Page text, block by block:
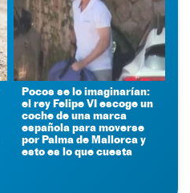
Pocos se lo imaginarían:
el rey Felipe VI escoge un
coche de una marca
española para moverse
por Palma de Mallorca y
esto es lo que cuesta